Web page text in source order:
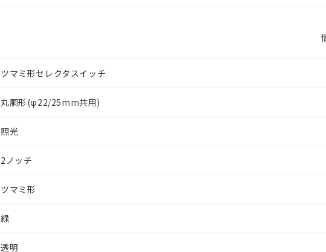
ツマミ形セレクタスイッチ
丸胴形(φ22/25mm共用)
照光
2ノッチ
ツマミ形
緑
透明